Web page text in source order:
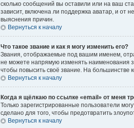
сколько сообщений вы оставили или на ваш
зависит, включена ли поддержка аватар, и от
выяснения причин.
Вернуться к началу
Что такое звание и как я могу изменить его?
Звания, отображаемые под вашим именем,
не можете напрямую изменять наименования
чтобы повысить своё звание. На
Вернуться к началу
Когда я щёлкаю по ссылке «email» от меня
Только зарегистрированные пользователи
сделано для того, чтобы предотвратить
Вернуться к началу